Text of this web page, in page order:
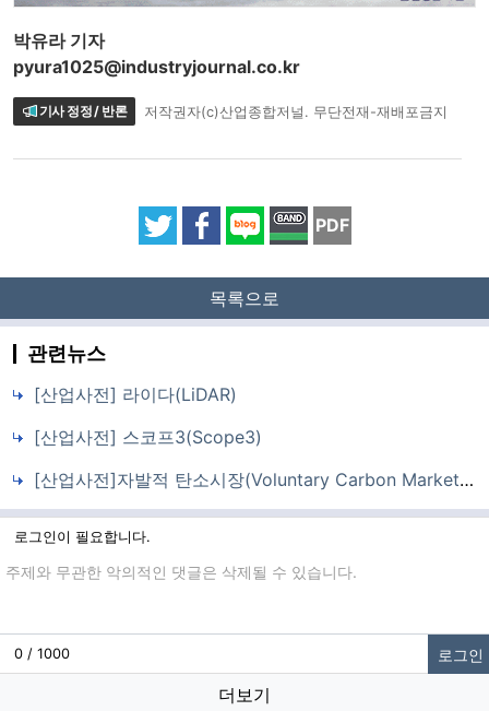
박유라 기자
pyura1025@industryjournal.co.kr
기사 정정 / 반론 저작권자(c)산업종합저널. 무단전재-재배포금지
PDF
목록으로
관련뉴스
[산업사전] 라이다(LiDAR)
[산업사전] 스코프3(Scope3)
[산업사전]자발적 탄소시장(Voluntary Carbon Market, VCM)
로그인이 필요합니다.
글입력
0 / 1000 로그인
더보기